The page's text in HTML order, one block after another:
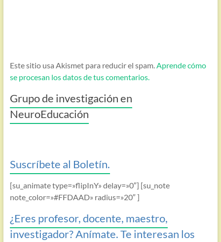
Este sitio usa Akismet para reducir el spam.Aprende cómo
se procesan los datos de tus comentarios.
Grupo de investigación en
NeuroEducación
Suscríbete al Boletín.
[su_animate type=»flipInY» delay=»0″] [su_note
note_color=»#FFDAAD» radius=»20″ ]
¿Eres profesor, docente, maestro,
investigador? Anímate. Te interesan los